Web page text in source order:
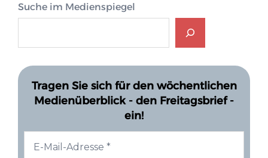
Suche im Medienspiegel
Tragen Sie sich für den wöchentlichen
Medienüberblick - den Freitagsbrief -
ein!